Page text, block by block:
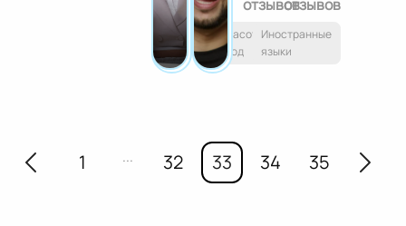
отзывов
Красота и
уход
отзывов
Иностранные
языки
1 ... 32 33 34 35